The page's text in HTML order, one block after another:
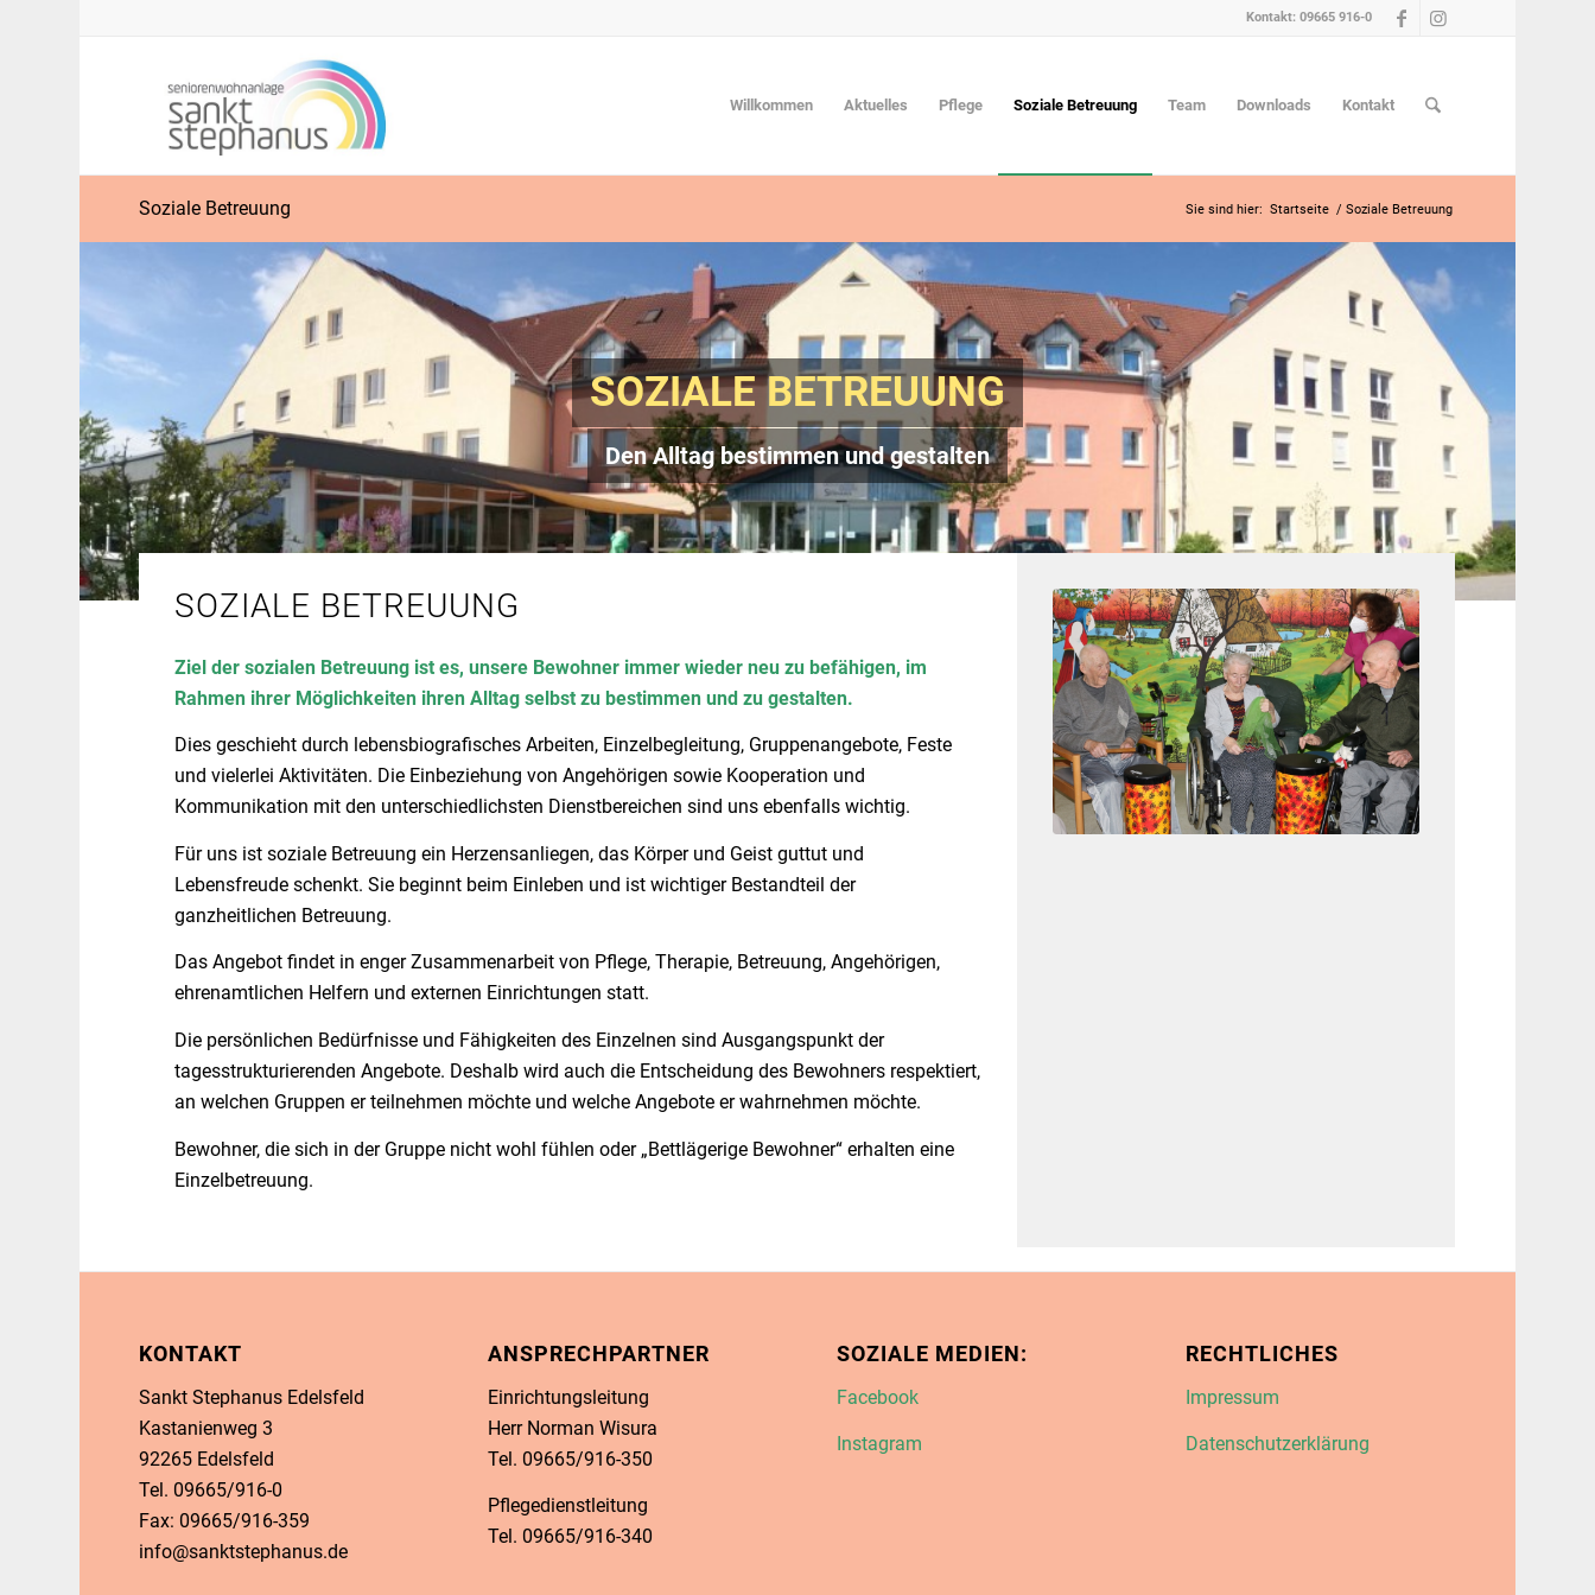
Kontakt: 09665 916-0
Willkommen Aktuelles Pflege Soziale Betreuung Team Downloads Kontakt
Soziale Betreuung Sie sind hier: Startseite / Soziale Betreuung
SOZIALE BETREUUNG
Den Alltag bestimmen und gestalten
SOZIALE BETREUUNG
Ziel der sozialen Betreuung ist es, unsere Bewohner immer wieder neu zu befähigen, im
Rahmen ihrer Möglichkeiten ihren Alltag selbst zu bestimmen und zu gestalten.
Dies geschieht durch lebensbiografisches Arbeiten, Einzelbegleitung, Gruppenangebote, Feste
und vielerlei Aktivitäten. Die Einbeziehung von Angehörigen sowie Kooperation und
Kommunikation mit den unterschiedlichsten Dienstbereichen sind uns ebenfalls wichtig.
Für uns ist soziale Betreuung ein Herzensanliegen, das Körper und Geist guttut und
Lebensfreude schenkt. Sie beginnt beim Einleben und ist wichtiger Bestandteil der
ganzheitlichen Betreuung.
Das Angebot findet in enger Zusammenarbeit von Pflege, Therapie, Betreuung, Angehörigen,
ehrenamtlichen Helfern und externen Einrichtungen statt.
Die persönlichen Bedürfnisse und Fähigkeiten des Einzelnen sind Ausgangspunkt der
tagesstrukturierenden Angebote. Deshalb wird auch die Entscheidung des Bewohners respektiert,
an welchen Gruppen er teilnehmen möchte und welche Angebote er wahrnehmen möchte.
Bewohner, die sich in der Gruppe nicht wohl fühlen oder „Bettlägerige Bewohner“ erhalten eine
Einzelbetreuung.
KONTAKT
Sankt Stephanus Edelsfeld
Kastanienweg 3
92265 Edelsfeld
Tel. 09665/916-0
Fax: 09665/916-359
info@sanktstephanus.de
ANSPRECHPARTNER
Einrichtungsleitung
Herr Norman Wisura
Tel. 09665/916-350
Pflegedienstleitung
Tel. 09665/916-340
SOZIALE MEDIEN:
Facebook
Instagram
RECHTLICHES
Impressum
Datenschutzerklärung